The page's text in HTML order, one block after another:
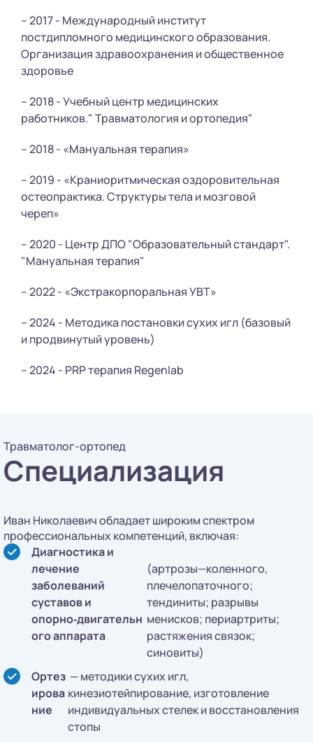
– 2017 - Международный институт
постдипломного медицинского образования.
Организация здравоохранения и общественное
здоровье
– 2018 - Учебный центр медицинских
работников." Травматология и ортопедия"
– 2018 - «Мануальная терапия»
– 2019 - «Краниоритмическая оздоровительная
остеопрактика. Структуры тела и мозговой
череп»
– 2020 - Центр ДПО "Образовательный стандарт".
"Мануальная терапия"
– 2022 - «Экстракорпоральная УВТ»
– 2024 - Методика постановки сухих игл (базовый
и продвинутый уровень)
– 2024 - PRP терапия Regenlab
Травматолог-ортопед
Специализация
Иван Николаевич обладает широким спектром
профессиональных компетенций, включая:
Диагностика и
лечение
заболеваний
суставов и
опорно‑двигательн
ого аппарата
(артрозы—коленного,
плечелопаточного;
тендиниты; разрывы
менисков; периартриты;
растяжения связок;
синовиты)
Ортез
ирова
ние
— методики сухих игл,
кинезиотейпирование, изготовление
индивидуальных стелек и восстановления
стопы